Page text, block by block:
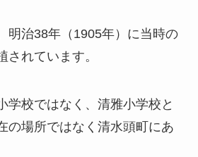
明治38年（1905年）に当時の
されています。
学校ではなく、清雅小学校と
の場所ではなく清水頭町にあ